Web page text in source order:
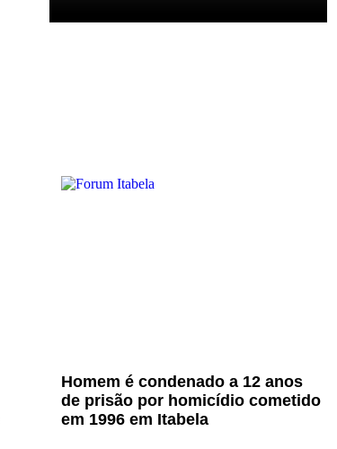
Homem é condenado a 12 anos
de prisão por homicídio cometido
em 1996 em Itabela